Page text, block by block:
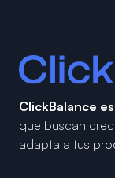
ClickBalance es
que buscan
adapta a tus